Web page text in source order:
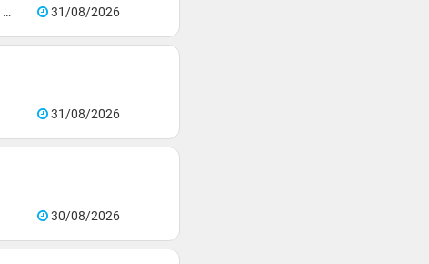
31/08/2026
31/08/2026
30/08/2026